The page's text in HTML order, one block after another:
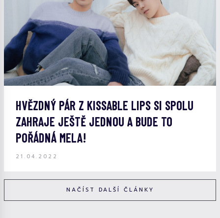
HVĚZDNÝ PÁR Z KISSABLE LIPS SI SPOLU
ZAHRAJE JEŠTĚ JEDNOU A BUDE TO
POŘÁDNÁ MELA!
21.04.2022
NAČÍST DALŠÍ ČLÁNKY